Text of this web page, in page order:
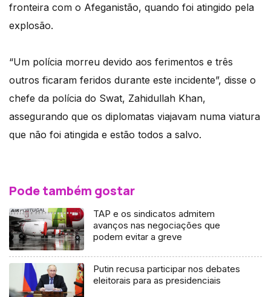
fronteira com o Afeganistão, quando foi atingido pela
explosão.
“Um polícia morreu devido aos ferimentos e três
outros ficaram feridos durante este incidente”, disse o
chefe da polícia do Swat, Zahidullah Khan,
assegurando que os diplomatas viajavam numa viatura
que não foi atingida e estão todos a salvo.
Pode também gostar
TAP e os sindicatos admitem
avanços nas negociações que
podem evitar a greve
Putin recusa participar nos debates
eleitorais para as presidenciais